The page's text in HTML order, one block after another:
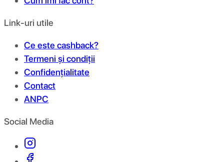
Link-uri utile
Ce este cashback?
Termeni și condiții
Confidențialitate
Contact
ANPC
Social Media